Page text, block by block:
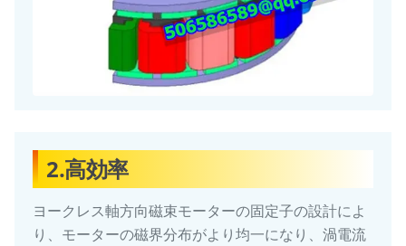
2.高効率
ヨークレス軸方向磁束モーターの固定子の設計によ
り、モーターの磁界分布がより均一になり、渦電流